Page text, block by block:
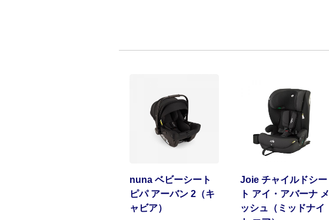
nuna ベビーシート
ピパ アーバン 2（キ
ャビア）
Joie チャイルドシー
ト アイ・アバーナ メ
ッシュ（ミッドナイ